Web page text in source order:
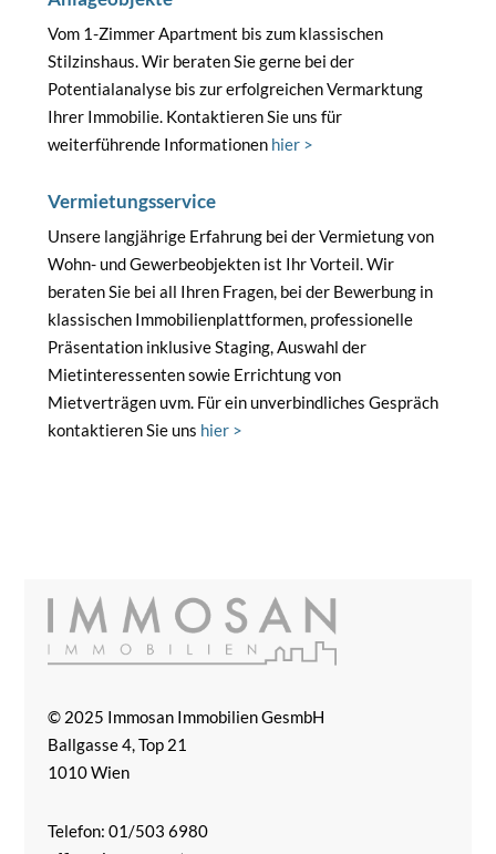
Vom 1-Zimmer Apartment bis zum klassischen
Stilzinshaus. Wir beraten Sie gerne bei der
Potentialanalyse bis zur erfolgreichen Vermarktung
Ihrer Immobilie. Kontaktieren Sie uns für
weiterführende Informationen hier >
Vermietungsservice
Unsere langjährige Erfahrung bei der Vermietung von
Wohn- und Gewerbeobjekten ist Ihr Vorteil. Wir
beraten Sie bei all Ihren Fragen, bei der Bewerbung in
klassischen Immobilienplattformen, professionelle
Präsentation inklusive Staging, Auswahl der
Mietinteressenten sowie Errichtung von
Mietverträgen uvm. Für ein unverbindliches Gespräch
kontaktieren Sie uns hier >
© 2025 Immosan Immobilien GesmbH
Ballgasse 4, Top 21
1010 Wien
Telefon: 01/503 6980